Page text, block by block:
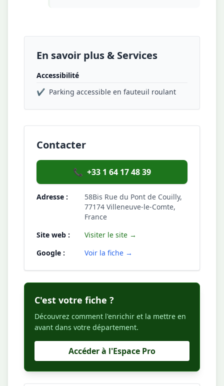
En savoir plus & Services
Accessibilité
✔ Parking accessible en fauteuil roulant
Contacter
📞 +33 1 64 17 48 39
Adresse :
58Bis Rue du Pont de Couilly,
77174 Villeneuve-le-Comte,
France
Site web :
Visiter le site →
Google :
Voir la fiche →
C'est votre fiche ?
Découvrez comment l'enrichir et la mettre en
avant dans votre département.
Accéder à l'Espace Pro